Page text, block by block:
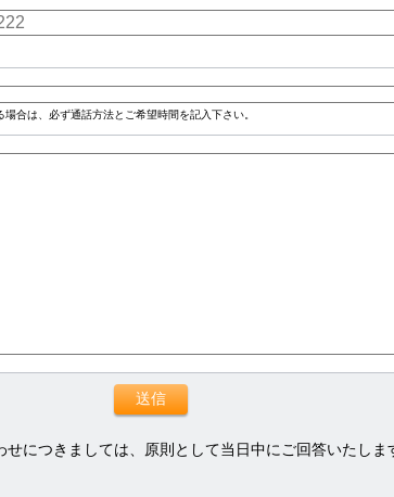
合は、必ず通話方法とご希望時間を記入下さい。
せにつきましては、原則として当日中にご回答いたし